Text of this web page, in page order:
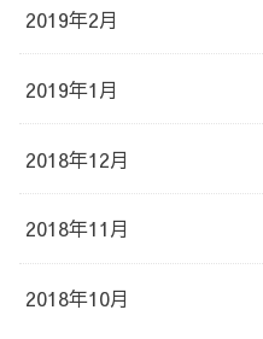
2019年2月
2019年1月
2018年12月
2018年11月
2018年10月